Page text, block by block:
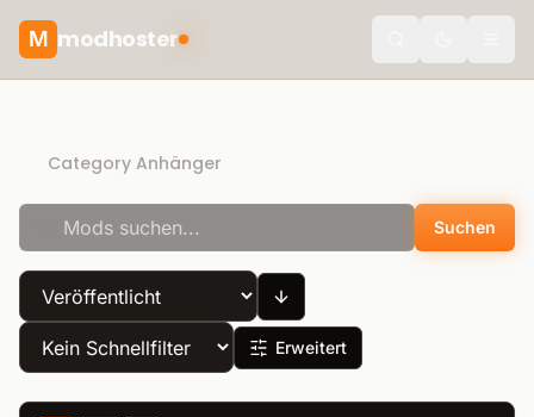
M modhoster
Category Anhänger
Suchen
Erweitert